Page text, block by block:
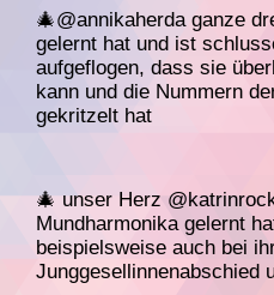
🎄@annikaherda ganze
gelernt hat und ist
aufgeflogen, dass sie
kann und die Nummern
gekritzelt hat
🎄 unser Herz
Mundharmonika gelernt
beispielsweise auch bei
Junggesellinnenabschied